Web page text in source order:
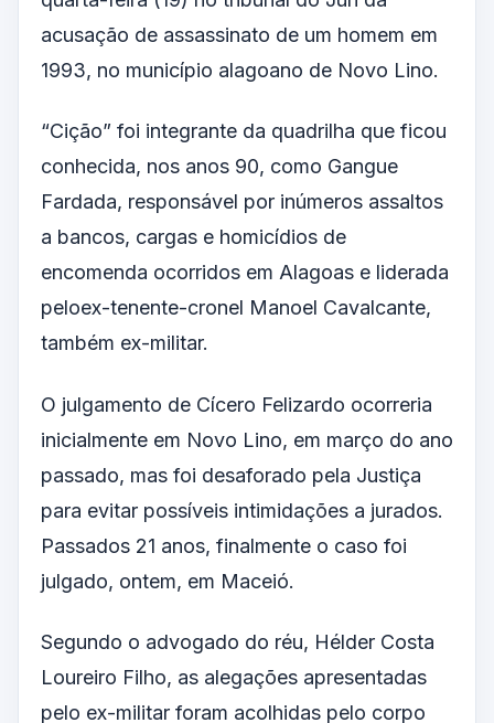
acusação de assassinato de um homem em
1993, no município alagoano de Novo Lino.
“Cição” foi integrante da quadrilha que ficou
conhecida, nos anos 90, como Gangue
Fardada, responsável por inúmeros assaltos
a bancos, cargas e homicídios de
encomenda ocorridos em Alagoas e liderada
peloex-tenente-cronel Manoel Cavalcante,
também ex-militar.
O julgamento de Cícero Felizardo ocorreria
inicialmente em Novo Lino, em março do ano
passado, mas foi desaforado pela Justiça
para evitar possíveis intimidações a jurados.
Passados 21 anos, finalmente o caso foi
julgado, ontem, em Maceió.
Segundo o advogado do réu, Hélder Costa
Loureiro Filho, as alegações apresentadas
pelo ex-militar foram acolhidas pelo corpo